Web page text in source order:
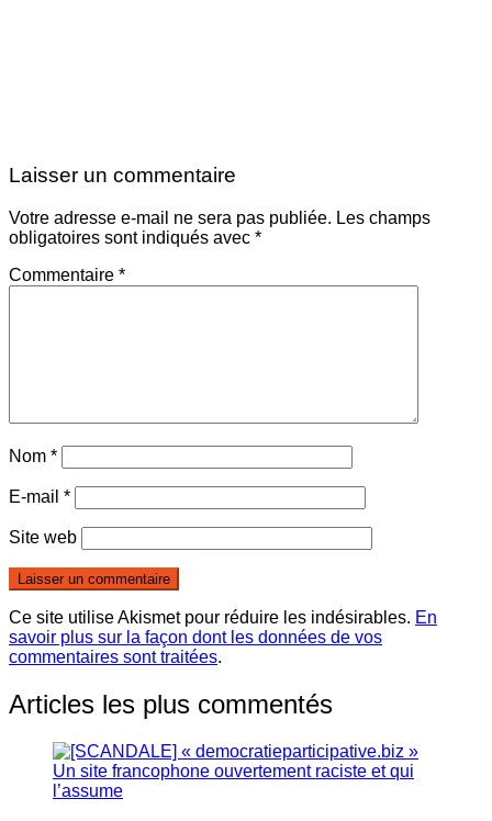
Laisser un commentaire
Votre adresse e-mail ne sera pas publiée. Les champs
obligatoires sont indiqués avec *
Commentaire *
Nom *
E-mail *
Site web
Ce site utilise Akismet pour réduire les indésirables. En
savoir plus sur la façon dont les données de vos
commentaires sont traitées.
Articles les plus commentés